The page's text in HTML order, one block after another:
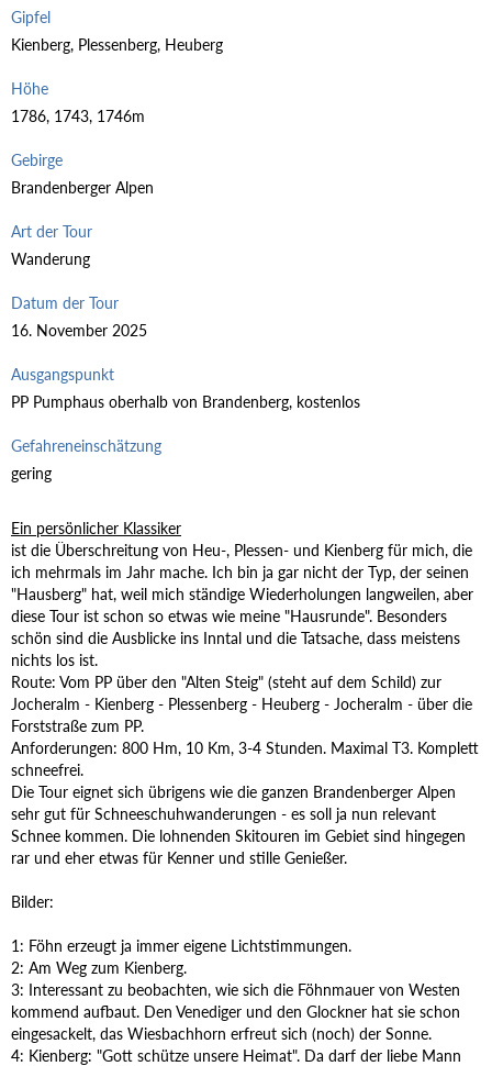
Gipfel
Kienberg, Plessenberg, Heuberg
Höhe
1786, 1743, 1746m
Gebirge
Brandenberger Alpen
Art der Tour
Wanderung
Datum der Tour
16. November 2025
Ausgangspunkt
PP Pumphaus oberhalb von Brandenberg, kostenlos
Gefahreneinschätzung
gering
Ein persönlicher Klassiker
ist die Überschreitung von Heu-, Plessen- und Kienberg für mich, die
ich mehrmals im Jahr mache. Ich bin ja gar nicht der Typ, der seinen
"Hausberg" hat, weil mich ständige Wiederholungen langweilen, aber
diese Tour ist schon so etwas wie meine "Hausrunde". Besonders
schön sind die Ausblicke ins Inntal und die Tatsache, dass meistens
nichts los ist.
Route: Vom PP über den "Alten Steig" (steht auf dem Schild) zur
Jocheralm - Kienberg - Plessenberg - Heuberg - Jocheralm - über die
Forststraße zum PP.
Anforderungen: 800 Hm, 10 Km, 3-4 Stunden. Maximal T3. Komplett
schneefrei.
Die Tour eignet sich übrigens wie die ganzen Brandenberger Alpen
sehr gut für Schneeschuhwanderungen - es soll ja nun relevant
Schnee kommen. Die lohnenden Skitouren im Gebiet sind hingegen
rar und eher etwas für Kenner und stille Genießer.
Bilder:
1: Föhn erzeugt ja immer eigene Lichtstimmungen.
2: Am Weg zum Kienberg.
3: Interessant zu beobachten, wie sich die Föhnmauer von Westen
kommend aufbaut. Den Venediger und den Glockner hat sie schon
eingesackelt, das Wiesbachhorn erfreut sich (noch) der Sonne.
4: Kienberg: "Gott schütze unsere Heimat". Da darf der liebe Mann